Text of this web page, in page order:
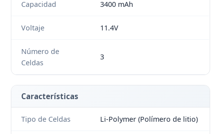
Capacidad 3400 mAh
Voltaje 11.4V
Número de
Celdas
3
Características
Tipo de Celdas Li-Polymer (Polímero de litio)